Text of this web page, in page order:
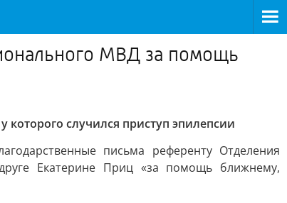
МВД за помощь
случился приступ эпилепсии
письма референту Отделения
Екатерине Приц «за помощь ближнему,